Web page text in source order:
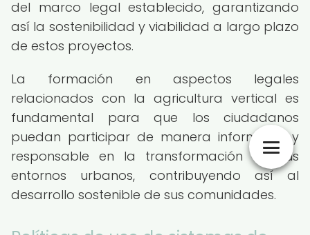
del marco legal establecido, garantizando
así la sostenibilidad y viabilidad a largo plazo
de estos proyectos.
La formación en aspectos legales
relacionados con la agricultura vertical es
fundamental para que los ciudadanos
puedan participar de manera informada y
responsable en la transformación de sus
entornos urbanos, contribuyendo así al
desarrollo sostenible de sus comunidades.